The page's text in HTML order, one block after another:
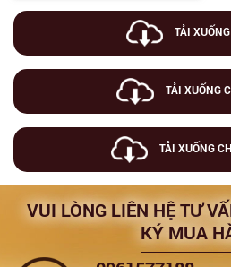
TẢI
TẢI XUỐNG
TẢI XUỐNG
VUI LÒNG LIÊN HỆ TƯ
KÝ MUA